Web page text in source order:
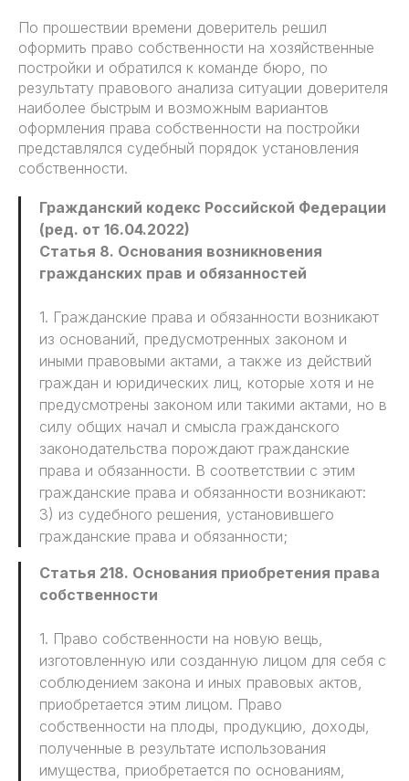
По прошествии времени доверитель решил
оформить право собственности на хозяйственные
постройки и обратился к команде бюро, по
результату правового анализа ситуации доверителя
наиболее быстрым и возможным вариантов
оформления права собственности на постройки
представлялся судебный порядок установления
собственности.
Гражданский кодекс Российской Федерации
(ред. от 16.04.2022)
Статья 8. Основания возникновения
гражданских прав и обязанностей
1. Гражданские права и обязанности возникают
из оснований, предусмотренных законом и
иными правовыми актами, а также из действий
граждан и юридических лиц, которые хотя и не
предусмотрены законом или такими актами, но в
силу общих начал и смысла гражданского
законодательства порождают гражданские
права и обязанности. В соответствии с этим
гражданские права и обязанности возникают:
3) из судебного решения, установившего
гражданские права и обязанности;
Статья 218. Основания приобретения права
собственности
1. Право собственности на новую вещь,
изготовленную или созданную лицом для себя с
соблюдением закона и иных правовых актов,
приобретается этим лицом. Право
собственности на плоды, продукцию, доходы,
полученные в результате использования
имущества, приобретается по основаниям,